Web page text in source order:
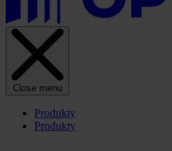
Close menu
Produkty
Produkty